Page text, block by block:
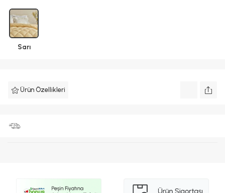
Sarı
Ürün Özellikleri